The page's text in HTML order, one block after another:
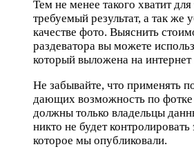
Тем не менее такого хватит
требуемый результат, а так же
качестве фото. Выяснить
раздеватора вы можете
который выложена на интернет
Не забывайте, что применять
дающих возможность по
должны только владельцы
никто не будет
которое мы опубликовали.